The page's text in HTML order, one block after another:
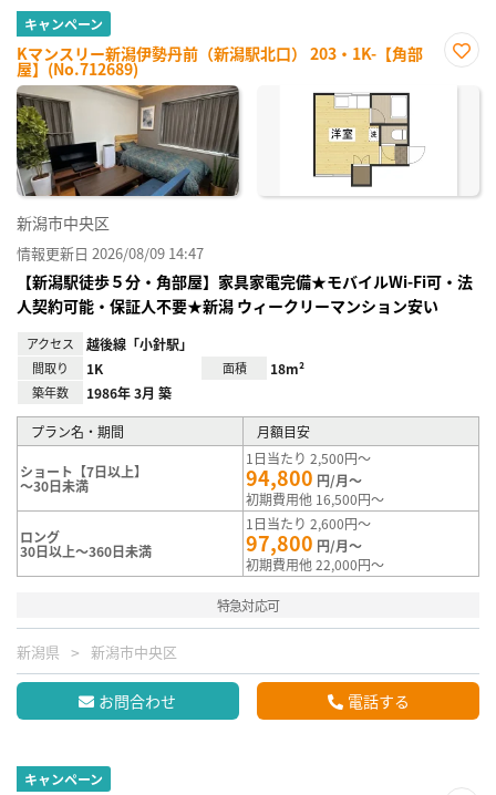
キャンペーン
Kマンスリー新潟伊勢丹前（新潟駅北口） 203・1K-【角部
屋】(No.712689)
に入
新潟市中央区
情報更新日 2026/08/09 14:47
【新潟駅徒歩５分・角部屋】家具家電完備★モバイルWi-Fi可・法
人契約可能・保証人不要★新潟 ウィークリーマンション安い
アクセス 越後線「小針駅」
間取り 1K 面積 18m²
築年数 1986年 3月 築
プラン名・期間 月額目安
ショート【7日以上】
～30日未満
1日当たり 2,500円～
94,800 円/月～
初期費用他 16,500円～
ロング
30日以上～360日未満
1日当たり 2,600円～
97,800 円/月～
初期費用他 22,000円～
特急対応可
新潟県 新潟市中央区
お問合わせ 電話する
キャンペーン